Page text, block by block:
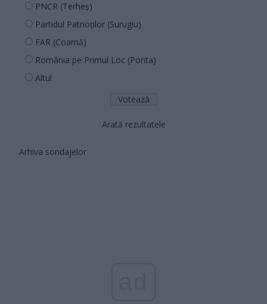
PNCR (Terheș)
Partidul Patrioților (Surugiu)
FAR (Coarnă)
România pe Primul Loc (Ponta)
Altul
Arată rezultatele
Arhiva sondajelor